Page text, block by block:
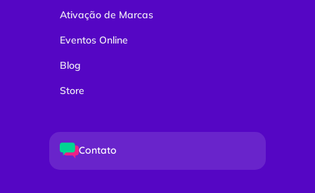
Ativação de Marcas
Eventos Online
Blog
Store
Contato